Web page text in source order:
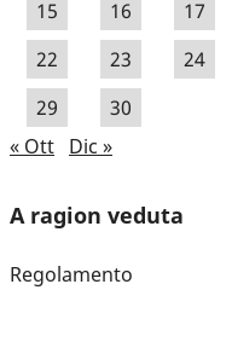
15
16 17
22
23 24
29
30
« Ott Dic »
A ragion veduta
Regolamento